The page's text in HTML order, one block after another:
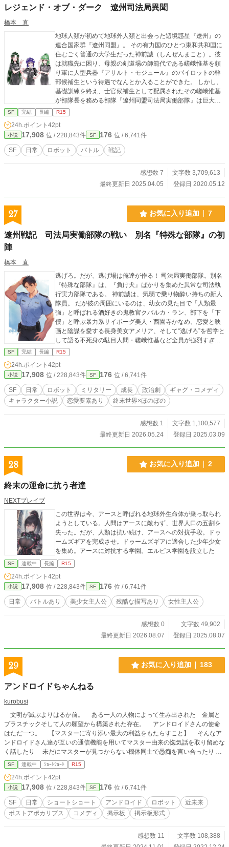
レジェンド・オブ・ダーク 遼州司法局異聞
橋本 直
地球人類が初めて地球外人類と出会った辺境惑星『遼州』の
連合国家群『遼州同盟』。 その有力国のひとつ東和共和国に
住むごく普通の大学生だった神前誠（しんぜんまこと）。彼
は就職先に困り、母親の剣道場の師範代である嵯峨惟基を頼
り軍に人型兵器『アサルト・モジュール』のパイロットの幹
部候補生という待遇でなんとか入ることができた。 しかし、
基礎訓練を終え、士官候補生として配属されたその嵯峨惟基
が部隊長を務める部隊『遼州同盟司法局実働部隊』は巨大工
場の中に仮住まいをする肩身の狭い状況の部隊だった。 さら
に追い打ちをかけるのは個性的な同僚達。 直属の上司はガラ
は悪いが家柄が良いサイボーグ西園寺かなめと無口でぶっき
らぼうな人造人間のカウラ・ベルガーの二人の女性士官。 他
にもオタク趣味で意気投合するがどこか食えない女性人造人
間の艦長代理アイシャ・クラウゼ、小さな元気っ子野生農業
聞かないサイボーグ吉田俊平、声と態度がでかい幼女にしか
見えない指揮官クバルカ・ランなど個性の塊のような面々に
るが、そして時を同じくして同盟の存在を揺るがしかねない
同盟加盟国『胡州帝国』の国権軍権拡大を主張する独自行動
派によるクーデターが画策されいるという報が届く。 誠は法
SF 完結 長編 R15
24h.ポイント 42pt
小説 17,908 位 / 228,843件 SF 176 位 / 6,741件
SF 日常 ロボット バトル 戦記
感想数 7
文字数 3,709,613
最終更新日 2025.04.05
登録日 2020.05.12
27 お気に入り追加 7
遼州戦記 司法局実働部隊の戦い 別名『特殊な部隊』の初
陣
橋本 直
逃げろ。だが、逃げ場は俺達が作る！ 司法局実働部隊。別名
『特殊な部隊』は、『負け犬』ばかりを集めた異常な司法執
行実力部隊である。 神前誠は、気弱で乗り物酔い持ちの新人
隊員。 だが彼の周囲にいるのは、幼女の見た目で「人類最
強」と呼ばれる酒好きの鬼教官クバルカ・ラン、部下を「下
僕」と呼ぶ暴力系サイボーグ美人・西園寺かなめ、恋愛と映
画と陰謀を愛する長身美女アメリア、そして“逃げろ”を哲学と
して語る不死身の駄目人間・嵯峨惟基など全員が強烈すぎる
連中ばかり。 配属直後から濃いキャラに圧倒される誠。 舞台
となる遼州圏は、地球文明と異星文明が衝突した果てに成立
した巨大文明圏。法術、機動兵器シュツルム・パンツァー、
不死人、超国家組織、地球圏の超富裕層、崩壊寸前の帝国思
想……1980年代日本の空気感を残した東和共和国を中心に、
無数の国家と思想がぶつかり合う。 主人公は戦うが、その目
的は「勝利」ではなく「敗北」に耐えて生きるため。 英雄に
る最強の法術師『廃帝ハド』に対し、『特殊な部隊』は「誰
酒、恋愛、哲学……その全部をぶち込んで、それでも最後に
は「この連中と生きていたい」と思わせる、新時代の泥臭い
SF 完結 長編 R15
24h.ポイント 42pt
小説 17,908 位 / 228,843件 SF 176 位 / 6,741件
SF 日常 ロボット ミリタリー 成長 政治劇
ギャグ・コメディ
キャラクター小説
恋愛要素あり 終末世界×ほのぼの
感想数 1
文字数 1,100,577
最終更新日 2026.05.24
登録日 2025.03.09
28 お気に入り追加 2
終末の運命に抗う者達
NEXTブレイブ
この世界は今、アースと呼ばれる地球外生命体が乗っ取られ
ようとしている。人間はアースに敵わず、世界人口の五割を
失った。だが、人類は抗い続け、アースへの対抗手段。ドゥ
ームズギアを完成させ。ドゥームズギアに適合した少年少女
を集め。アースに対抗する学園。エルピス学園を設立した
SF 連載中 長編 R15
24h.ポイント 42pt
小説 17,908 位 / 228,843件 SF 176 位 / 6,741件
日常 バトルあり 美少女主人公 残酷な描写あり 女性主人公
感想数 0
文字数 49,902
最終更新日 2026.08.07
登録日 2025.08.07
29 お気に入り追加 183
アンドロイドちゃんねる
kurobusi
文明が滅ぶよりはるか前。 ある一人の人物によって生み出された 金属と
プラスチックそして人の願望から構築された存在。 アンドロイドさんの使命
はただ一つ。 【マスターに寄り添い最大の利益をもたらすこと】 そんなア
ンドロイドさん達が互いの通信機能を用いてマスター由来の惚気話を取り留めな
く話したり 未だにマスターが見つからない機体同士で愚痴を言い合ったり
機体の不調を相談し合ったりする そんなお話です
SF 連載中 ｼｮｰﾄｼｮｰﾄ R15
24h.ポイント 42pt
小説 17,908 位 / 228,843件 SF 176 位 / 6,741件
SF 日常 ショートショート アンドロイド ロボット
近未来
ポストアポカリプス
コメディ 掲示板 掲示板形式
感想数 11
文字数 108,388